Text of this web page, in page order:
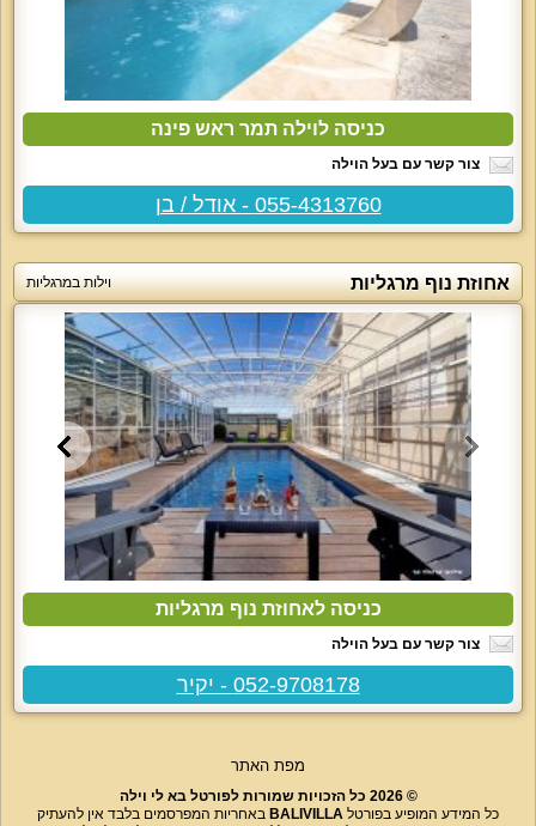
כניסה לוילה תמר ראש פינה
צור קשר עם בעל הוילה
055-4313760 - אודל / בן
אחוזת נוף מרגליות וילות במרגליות
כניסה לאחוזת נוף מרגליות
צור קשר עם בעל הוילה
052-9708178 - יקיר
מפת האתר
© 2026 כל הזכויות שמורות לפורטל בא לי וילה
כל המידע המופיע בפורטל BALIVILLA באחריות המפרסמים בלבד אין להעתיק